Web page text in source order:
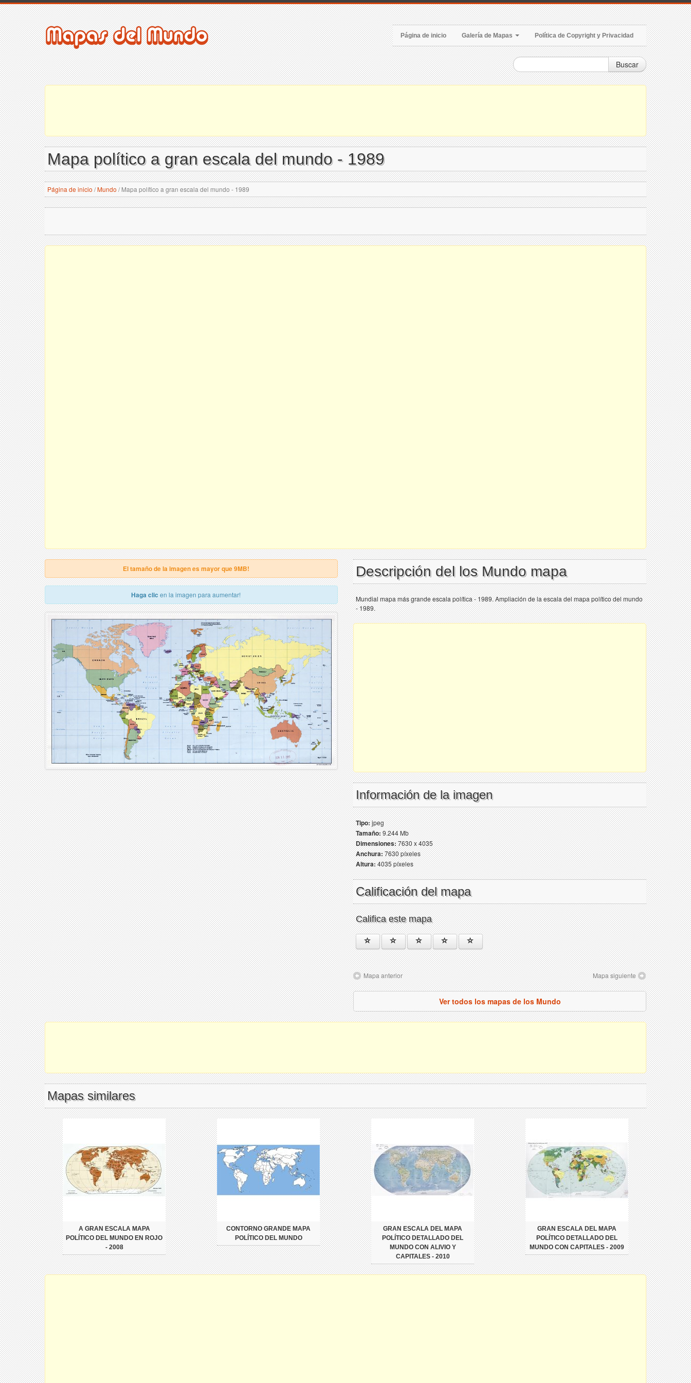
Página de inicio Galería de Mapas Política de Copyright y Privacidad
Buscar
Mapa político a gran escala del mundo - 1989
Página de inicio /Mundo /Mapa político a gran escala del mundo - 1989
El tamaño de la imagen es mayor que 9MB!
Haga clic en la imagen para aumentar!
Descripción del los Mundo mapa
Mundial mapa más grande escala política - 1989. Ampliación de la escala del mapa político del mundo
- 1989.
Información de la imagen
Tipo:jpeg
Tamaño:9.244 Mb
Dimensiones:7630 x 4035
Anchura:7630 píxeles
Altura:4035 píxeles
Calificación del mapa
Califica este mapa
Mapa anterior Mapa siguiente
Ver todos los mapas de los Mundo
Mapas similares
A GRAN ESCALA MAPA
POLÍTICO DEL MUNDO EN ROJO
- 2008
CONTORNO GRANDE MAPA
POLÍTICO DEL MUNDO
GRAN ESCALA DEL MAPA
POLÍTICO DETALLADO DEL
MUNDO CON ALIVIO Y
CAPITALES - 2010
GRAN ESCALA DEL MAPA
POLÍTICO DETALLADO DEL
MUNDO CON CAPITALES - 2009